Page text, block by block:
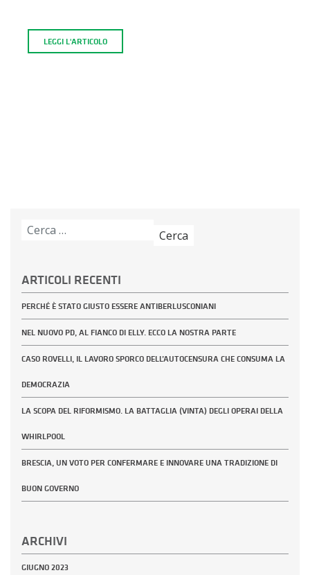
LEGGI L'ARTICOLO
Ricerca
ARTICOLI RECENTI
PERCHÉ È STATO GIUSTO ESSERE ANTIBERLUSCONIANI
NEL NUOVO PD, AL FIANCO DI ELLY. ECCO LA NOSTRA PARTE
CASO ROVELLI, IL LAVORO SPORCO DELL’AUTOCENSURA CHE CONSUMA LA
DEMOCRAZIA
LA SCOPA DEL RIFORMISMO. LA BATTAGLIA (VINTA) DEGLI OPERAI DELLA
WHIRLPOOL
BRESCIA, UN VOTO PER CONFERMARE E INNOVARE UNA TRADIZIONE DI
BUON GOVERNO
ARCHIVI
GIUGNO 2023